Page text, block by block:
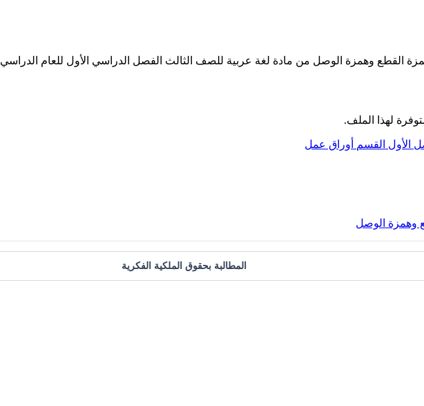
وهمزة الوصل من مادة لغة عربية للصف الثالث الفصل الدراسي الأول للعام الدراسي 2021-2022
لهذا الملف.
الأول القسم أوراق عمل
وهمزة الوصل
المطالبة بحقوق الملكية الفكرية